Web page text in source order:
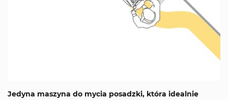
Jedyna maszyna do mycia posadzki, która idealnie